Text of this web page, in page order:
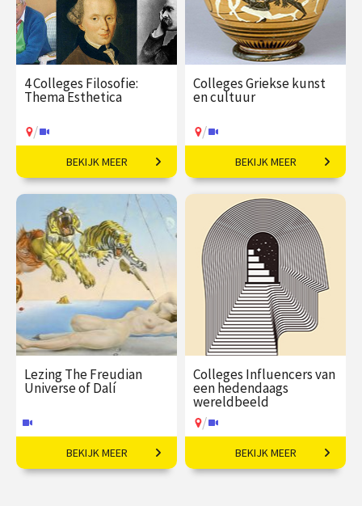
4 Colleges Filosofie:
Thema Esthetica
/
Filosofische vragen
rondom schoonheid en
€ 145,00
vanaf 25
mei
/ Op locatie of online
BEKIJK MEER
Colleges Griekse kunst
en cultuur
/
Ontdek de wereld van de
oude Grieken.
€ 217,00
vanaf 21
sep
/ Op locatie of online
BEKIJK MEER
Lezing The Freudian
Universe of Dalí
Dalí en de geschriften van
Sigmund Freud.
BEKIJK MEER
Colleges Influencers van
een hedendaags
wereldbeeld
/
Wie bepaalt hoe wij naar
de wereld kijken?
BEKIJK MEER